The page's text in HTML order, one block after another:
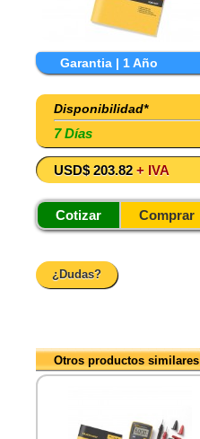
Garantia | 1 Año
Disponibilidad*
7 Días
USD$ 203.82 + IVA
Cotizar Comprar
¿Dudas?
Otros productos similares